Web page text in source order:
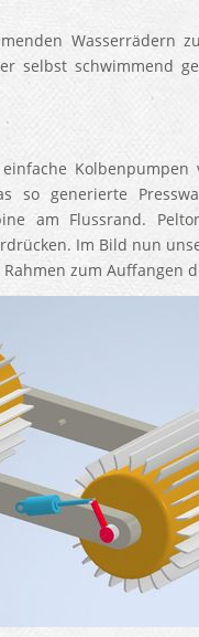
Wasserrädern
selbst schwimmend
generierte
am Flussrand.
Im Bild nun
zum Auffangen